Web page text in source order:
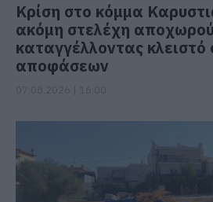
Κρίση στο κόμμα
ακόμη στελέχη
καταγγέλλοντας
αποφάσεων